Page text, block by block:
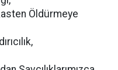
Öldürmeye